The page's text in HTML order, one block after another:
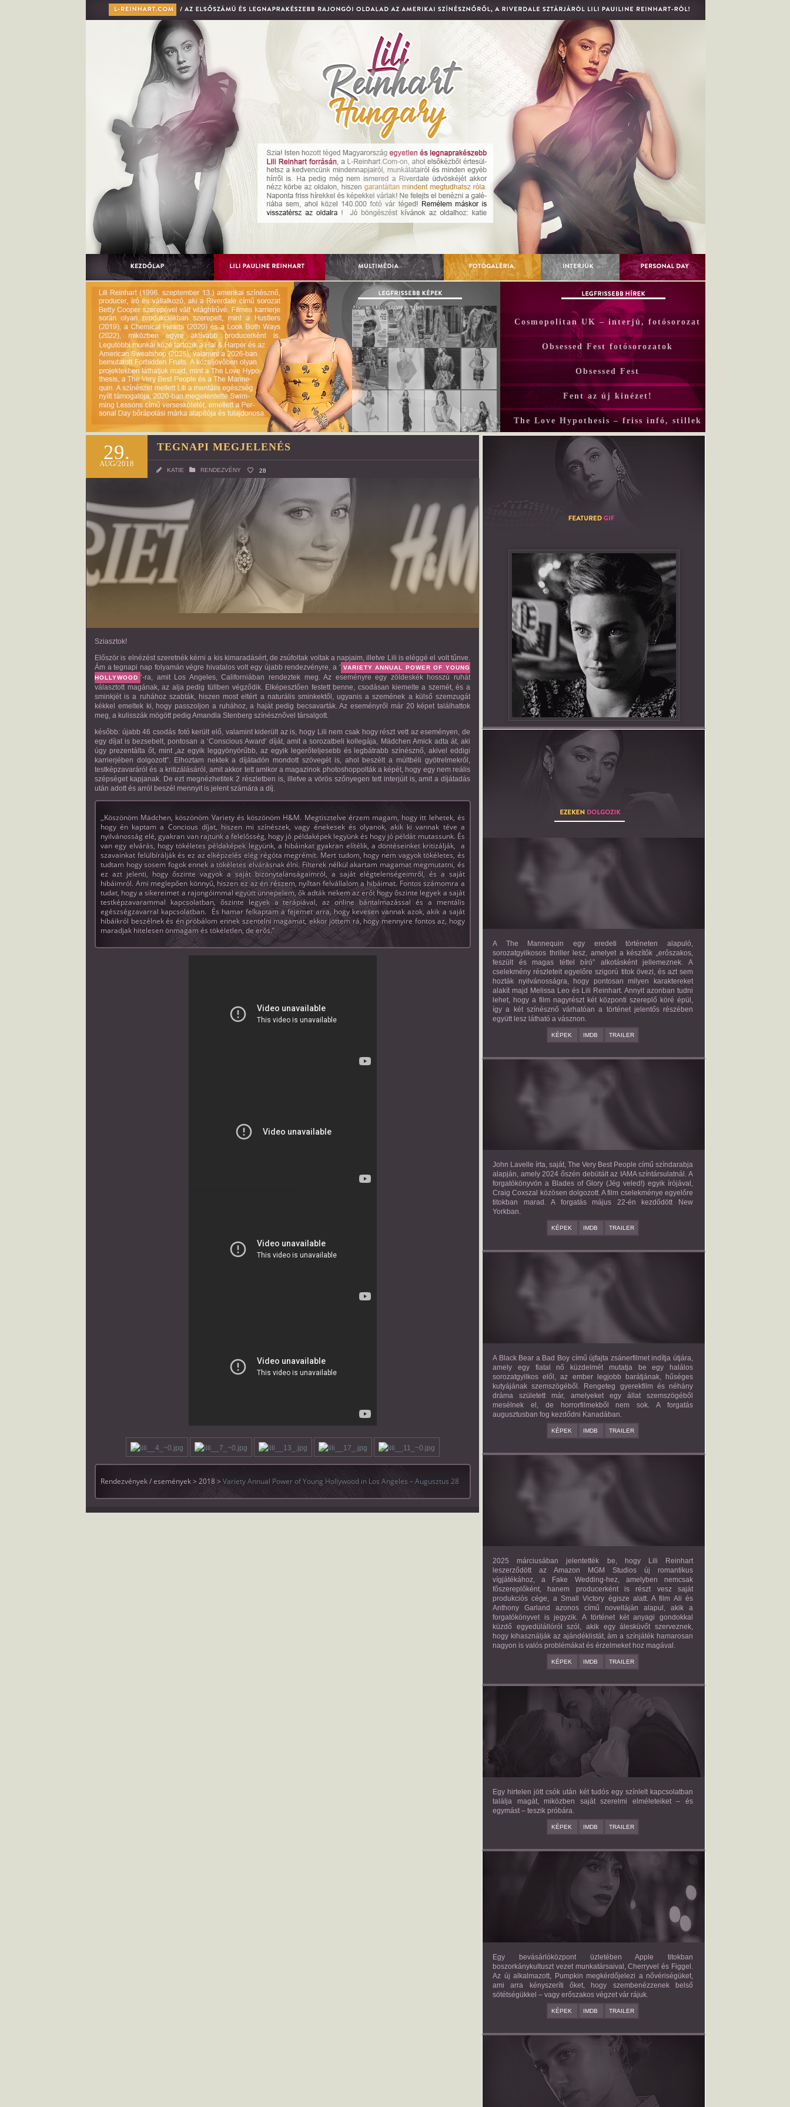
Cosmopolitan UK – interjú, fotósorozat
Obsessed Fest fotósorozatok
Obsessed Fest
Fent az új kinézet!
The Love Hypothesis – friss infó, stillek
THE MANNEQUIN
A The Mannequin egy eredeti történeten alapuló,
sorozatgyilkosos thriller lesz, amelyet a készítők „erőszakos,
feszült és magas téttel bíró” alkotásként jellemeznek. A
cselekmény részleteit egyelőre szigorú titok övezi, és azt sem
hozták nyilvánosságra, hogy pontosan milyen karaktereket
alakít majd Melissa Leo és Lili Reinhart. Annyit azonban tudni
lehet, hogy a film nagyrészt két központi szereplő köré épül,
így a két színésznő várhatóan a történet jelentős részében
együtt lesz látható a vásznon.
KÉPEK IMDB TRAILER
THE VERY BEST PEOPLE
John Lavelle írta, saját, The Very Best People című színdarabja
alapján, amely 2024 őszén debütált az IAMA színtársulatnál. A
forgatókönyvön a Blades of Glory (Jég veled!) egyik írójával,
Craig Coxszal közösen dolgozott. A film cselekménye egyelőre
titokban marad. A forgatás május 22-én kezdődött New
Yorkban.
KÉPEK IMDB TRAILER
BAD BOY
A Black Bear a Bad Boy című újfajta zsánerfilmet indítja útjára,
amely egy fiatal nő küzdelmét mutatja be egy halálos
sorozatgyilkos elől, az ember legjobb barátjának, hűséges
kutyájának szemszögéből. Rengeteg gyerekfilm és néhány
dráma született már, amelyeket egy állat szemszögéből
mesélnek el, de horrorfilmekből nem sok. A forgatás
augusztusban fog kezdődni Kanadában.
KÉPEK IMDB TRAILER
FAKE WEDDING
2025 márciusában jelentették be, hogy Lili Reinhart
leszerződött az Amazon MGM Studios új romantikus
vígjátékához, a Fake Wedding-hez, amelyben nemcsak
főszereplőként, hanem producerként is részt vesz saját
produkciós cége, a Small Victory égisze alatt. A film Ali és
Anthony Garland azonos című novelláján alapul, akik a
forgatókönyvet is jegyzik. A történet két anyagi gondokkal
küzdő egyedülállóról szól, akik egy álesküvőt szerveznek,
hogy kihasználják az ajándéklistát, ám a színjáték hamarosan
nagyon is valós problémákat és érzelmeket hoz magával.
KÉPEK IMDB TRAILER
THE LOVE HYPOTHESIS
2026/09/23
OLIVE SMITH
Egy hirtelen jött csók után két tudós egy színlelt kapcsolatban
találja magát, miközben saját szerelmi elméleteiket – és
egymást – teszik próbára.
KÉPEK IMDB TRAILER
FORBIDDEN FRUITS
2026/03/27
APPLE
Egy bevásárlóközpont üzletében Apple titokban
boszorkánykultuszt vezet munkatársaival, Cherryvel és Figgel.
Az új alkalmazott, Pumpkin megkérdőjelezi a nővériségüket,
ami arra kényszeríti őket, hogy szembenézzenek belső
sötétségükkel – vagy erőszakos végzet vár rájuk.
KÉPEK IMDB TRAILER
AMERICAN SWEATSHOP
DAISY MORIARTY
29.
AUG/2018
TEGNAPI MEGJELENÉS
KATIE RENDEZVÉNY 28
Sziasztok!
Először is elnézést szeretnék kérni a kis kimaradásért, de zsúfoltak voltak a napjaim, illetve Lili is eléggé el volt tűnve.
Ám a tegnapi nap folyamán végre hivatalos volt egy újabb rendezvényre, a ‘ VARIETY ANNUAL POWER OF YOUNG
HOLLYWOOD ‘-ra, amit Los Angeles, Californiában rendeztek meg. Az eseményre egy zöldeskék hosszú ruhát
választott magának, az alja pedig tüllben végződik. Elképesztően festett benne, csodásan kiemelte a szemét, és a
sminkjét is a ruhához szabták, hiszen most eltért a naturális sminkektől, ugyanis a szemének a külső szemzugát
kékkel emeltek ki, hogy passzoljon a ruhához, a haját pedig becsavarták. Az eseményről már 20 képet találhattok
meg, a kulisszák mögött pedig Amandla Stenberg színésznővel társalgott.
később: újabb 46 csodás fotó került elő, valamint kiderült az is, hogy Lili nem csak hogy részt vett az eseményen, de
egy díjat is bezsebelt, pontosan a ‘Conscious Award’ díját, amit a sorozatbeli kollegája, Mädchen Amick adta át, aki
úgy prezentálta őt, mint „az egyik leggyönyörűbb, az egyik legerőteljesebb és legbátrabb színésznő, akivel eddigi
karrierjében dolgozott”. Elhoztam nektek a díjátadón mondott szövegét is, ahol beszélt a múltbéli gyötrelmekről,
testképzavaráról és a kritizálásáról, amit akkor tett amikor a magazinok photoshoppolták a képét, hogy egy nem reális
szépséget kapjanak. De ezt megnézhetitek 2 részletben is, illetve a vörös szőnyegen tett interjúit is, amit a díjátadás
után adott és arról beszél mennyit is jelent számára a díj.
,,Köszönöm Mädchen, köszönöm Variety és köszönöm H&M. Megtisztelve érzem magam, hogy itt lehetek, és
hogy én kaptam a Concious díjat, hiszen mi színészek, vagy énekesek és olyanok, akik ki vannak téve a
nyilvánosság elé, gyakran van rajtunk a felelősség, hogy jó példaképek legyünk és hogy jó példát mutassunk. És
van egy elvárás, hogy tökéletes példaképek legyünk, a hibáinkat gyakran elítélik, a döntéseinket kritizálják, a
szavainkat felülbírálják és ez az elképzelés elég régóta megrémít. Mert tudom, hogy nem vagyok tökéletes, és
tudtam hogy sosem fogok ennek a tökéletes elvárásnak élni. Filterek nélkül akartam magamat megmutatni, és
ez azt jelenti, hogy őszinte vagyok a saját bizonytalanságaimról, a saját elégtelenségeimről, és a saját
hibáimról. Ami meglepően könnyű, hiszen ez az én részem, nyíltan felvállalom a hibáimat. Fontos számomra a
tudat, hogy a sikereimet a rajongóimmal együtt ünnepelem, ők adták nekem az erőt hogy őszinte legyek a saját
testképzavarammal kapcsolatban, őszinte legyek a terápiával, az online bántalmazással és a mentális
egészségzavarral kapcsolatban. És hamar felkaptam a fejemet arra, hogy kevesen vannak azok, akik a saját
hibáikról beszélnek és én próbálom ennek szentelni magamat, ekkor jöttem rá, hogy mennyire fontos az, hogy
maradjak hitelesen önmagam és tökéletlen, de erős.”
Rendezvények / események > 2018 > Variety Annual Power of Young Hollywood in Los Angeles – Augusztus 28